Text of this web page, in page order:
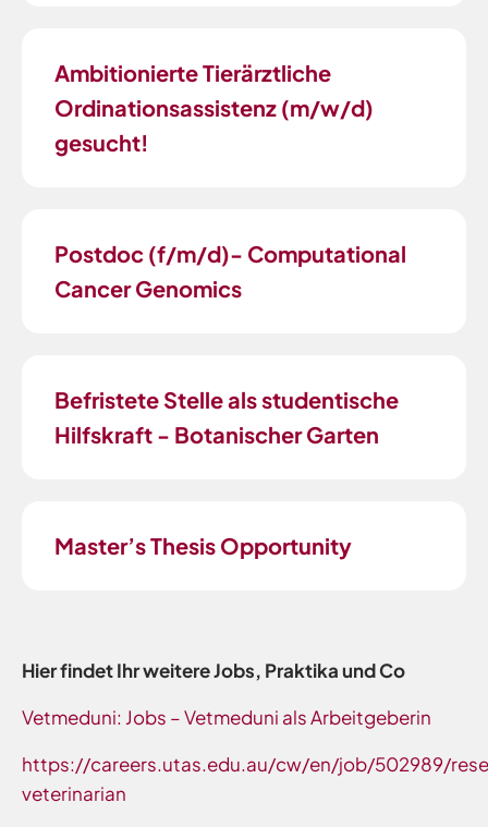
Ambitionierte Tierärztliche
Ordinationsassistenz (m/w/d)
gesucht!
Postdoc (f/m/d)- Computational
Cancer Genomics
Befristete Stelle als studentische
Hilfskraft - Botanischer Garten
Master’s Thesis Opportunity
Hier findet Ihr weitere Jobs, Praktika und Co
Vetmeduni: Jobs – Vetmeduni als Arbeitgeberin
https://careers.utas.edu.au/cw/en/job/502989/
veterinarian